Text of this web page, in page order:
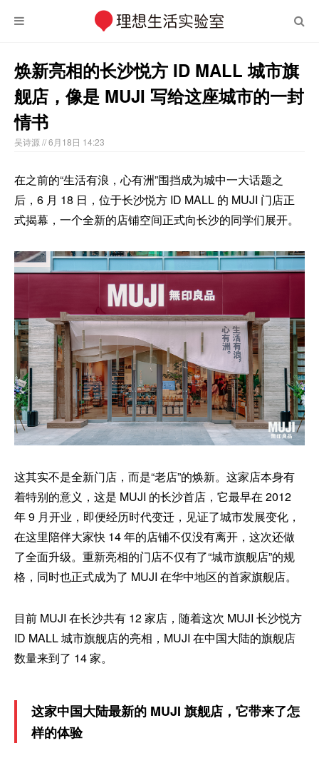
焕新亮相的长沙悦方 ID MALL 城市旗
舰店，像是 MUJI 写给这座城市的一封
情书
吴诗源 // 6月18日 14:23
在之前的“生活有浪，心有洲”围挡成为城中一大话题之
后，6 月 18 日，位于长沙悦方 ID MALL 的 MUJI 门店正
式揭幕，一个全新的店铺空间正式向长沙的同学们展开。
这其实不是全新门店，而是“老店”的焕新。这家店本身有
着特别的意义，这是 MUJI 的长沙首店，它最早在 2012
年 9 月开业，即便经历时代变迁，见证了城市发展变化，
在这里陪伴大家快 14 年的店铺不仅没有离开，这次还做
了全面升级。重新亮相的门店不仅有了“城市旗舰店”的规
格，同时也正式成为了 MUJI 在华中地区的首家旗舰店。
目前 MUJI 在长沙共有 12 家店，随着这次 MUJI 长沙悦方
ID MALL 城市旗舰店的亮相，MUJI 在中国大陆的旗舰店
数量来到了 14 家。
这家中国大陆最新的 MUJI 旗舰店，它带来了怎
样的体验